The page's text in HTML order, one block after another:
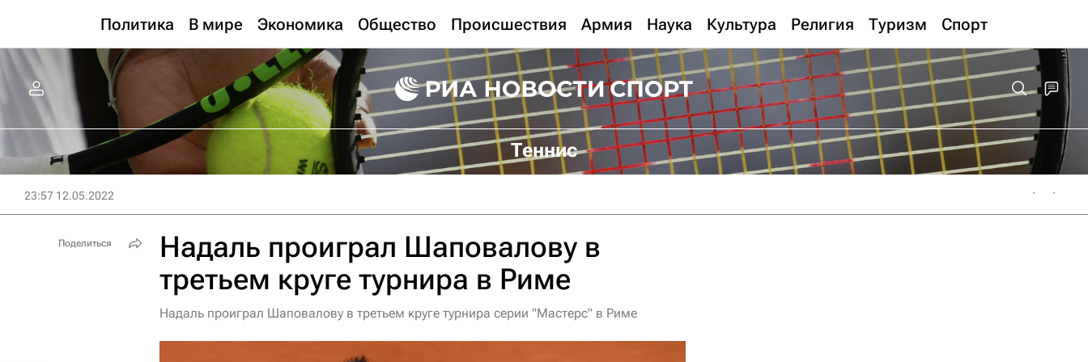
Политика В мире Экономика Общество Происшествия Армия Наука Культура Религия Туризм Спорт
Теннис
23:57 12.05.2022
Надаль проиграл Шаповалову в
третьем круге турнира в Риме
Надаль проиграл Шаповалову в третьем круге турнира серии "Мастерс" в Риме
Поделиться